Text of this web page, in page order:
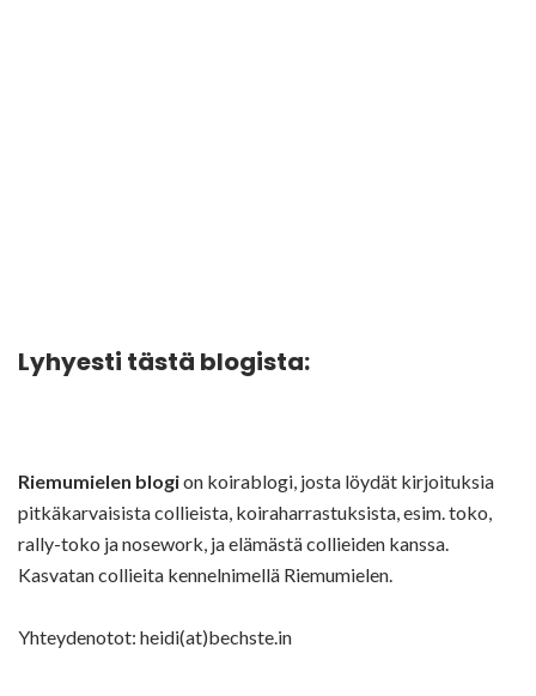
Lyhyesti tästä blogista:
Riemumielen blogion koirablogi, josta löydät kirjoituksia
pitkäkarvaisista collieista, koiraharrastuksista, esim. toko,
rally-toko ja nosework, ja elämästä collieiden kanssa.
Kasvatan collieita kennelnimellä Riemumielen.
Yhteydenotot: heidi(at)bechste.in